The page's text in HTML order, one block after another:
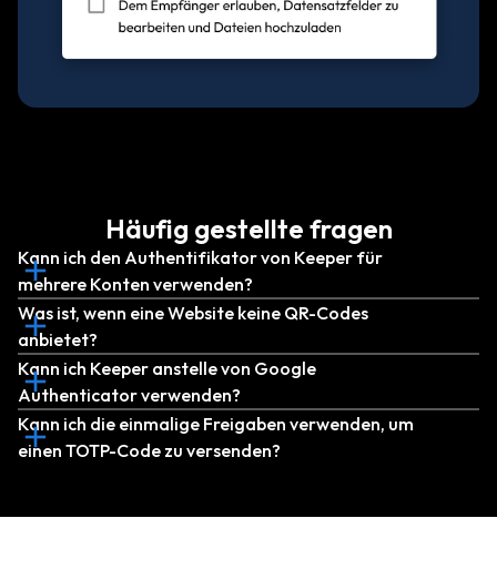
Häufig gestellte fragen
Kann ich den Authentifikator von Keeper für
mehrere Konten verwenden?
Was ist, wenn eine Website keine QR-Codes
anbietet?
Kann ich Keeper anstelle von Google
Authenticator verwenden?
Kann ich die einmalige Freigaben verwenden, um
einen TOTP-Code zu versenden?